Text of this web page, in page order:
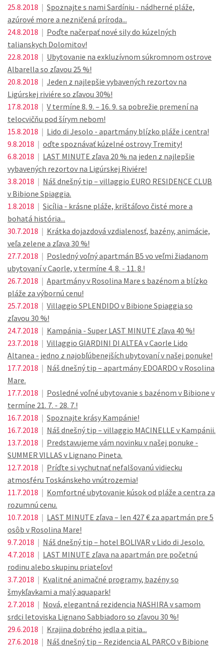
25.8.2018 | Spoznajte s nami Sardíniu - nádherné pláže,
azúrové more a nezničená príroda...
24.8.2018 | Poďte načerpať nové sily do kúzelných
talianskych Dolomitov!
22.8.2018 | Ubytovanie na exkluzívnom súkromnom ostrove
Albarella so zľavou 25 %!
20.8.2018 | Jeden z najlepšie vybavených rezortov na
Ligúrskej riviére so zľavou 30%!
17.8.2018 | V termíne 8. 9. – 16. 9. sa pobrežie premení na
telocvičňu pod šírym nebom!
15.8.2018 | Lido di Jesolo - apartmány blízko pláže i centra!
9.8.2018 | oďte spoznávať kúzelné ostrovy Tremity!
6.8.2018 | LAST MINUTE zľava 20 % na jeden z najlepšie
vybavených rezortov na Ligúrskej Riviére!
3.8.2018 | Náš dnešný tip – villaggio EURO RESIDENCE CLUB
v Bibione Spiaggia.
1.8.2018 | Sicília - krásne pláže, krištáľovo čisté more a
bohatá história...
30.7.2018 | Krátka dojazdová vzdialenosť, bazény, animácie,
veľa zelene a zľava 30 %!
27.7.2018 | Posledný voľný apartmán B5 vo veľmi žiadanom
ubytovaní v Caorle, v termíne 4. 8. - 11. 8.!
26.7.2018 | Apartmány v Rosolina Mare s bazénom a blízko
pláže za výbornú cenu!
25.7.2018 | Villaggio SPLENDIDO v Bibione Spiaggia so
zľavou 30 %!
24.7.2018 | Kampánia - Super LAST MINUTE zľava 40 %!
23.7.2018 | Villaggio GIARDINI DI ALTEA v Caorle Lido
Altanea - jedno z najobľúbenejších ubytovaní v našej ponuke!
17.7.2018 | Náš dnešný tip – apartmány EDOARDO v Rosolina
Mare.
17.7.2018 | Posledné voľné ubytovanie s bazénom v Bibione v
termíne 21. 7. - 28. 7.!
16.7.2018 | Spoznajte krásy Kampánie!
16.7.2018 | Náš dnešný tip – villaggio MACINELLE v Kampánii.
13.7.2018 | Predstavujeme vám novinku v našej ponuke -
SUMMER VILLAS v Lignano Pineta.
12.7.2018 | Príďte si vychutnať nefalšovanú vidiecku
atmosféru Toskánskeho vnútrozemia!
11.7.2018 | Komfortné ubytovanie kúsok od pláže a centra za
rozumnú cenu.
10.7.2018 | LAST MINUTE zľava – len 427 € za apartmán pre 5
osôb v Rosolina Mare!
9.7.2018 | Náš dnešný tip – hotel BOLIVAR v Lido di Jesolo.
4.7.2018 | LAST MINUTE zľava na apartmán pre početnú
rodinu alebo skupinu priateľov!
3.7.2018 | Kvalitné animačné programy, bazény so
šmykľavkami a malý aquapark!
2.7.2018 | Nová, elegantná rezidencia NASHIRA v samom
srdci letoviska Lignano Sabbiadoro so zľavou 30 %!
29.6.2018 | Krajina dobrého jedla a pitia...
27.6.2018 | Náš dnešný tip – Rezidencia AL PARCO v Bibione